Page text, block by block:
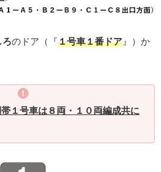
ろのドア（『１号車１番ドア 』）か
１号車は８両・１０両編成共に